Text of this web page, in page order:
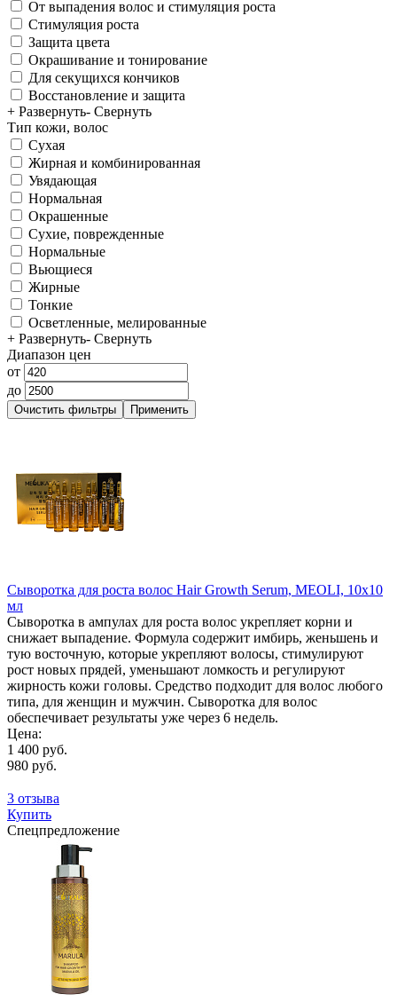
От выпадения волос и стимуляция роста
Стимуляция роста
Защита цвета
Окрашивание и тонирование
Для секущихся кончиков
Восстановление и защита
+ Развернуть- Свернуть
Тип кожи, волос
Сухая
Жирная и комбинированная
Увядающая
Нормальная
Окрашенные
Сухие, поврежденные
Нормальные
Вьющиеся
Жирные
Тонкие
Осветленные, мелированные
+ Развернуть- Свернуть
Диапазон цен
от
до
Сыворотка для роста волос Hair Growth Serum, MEOLI, 10х10
мл
Сыворотка в ампулах для роста волос укрепляет корни и
снижает выпадение. Формула содержит имбирь, женьшень и
тую восточную, которые укрепляют волосы, стимулируют
рост новых прядей, уменьшают ломкость и регулируют
жирность кожи головы. Средство подходит для волос любого
типа, для женщин и мужчин. Сыворотка для волос
обеспечивает результаты уже через 6 недель.
Цена:
1 400 руб.
980 руб.
3 отзыва
Купить
Спецпредложение